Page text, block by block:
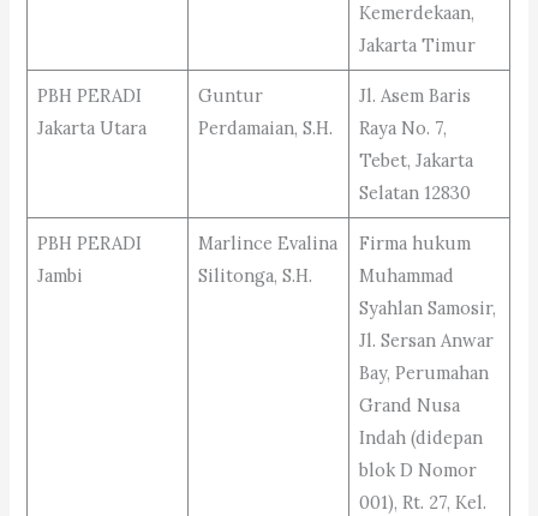
Kemerdekaan,
Jakarta Timur
PBH PERADI
Jakarta Utara
Guntur
Perdamaian, S.H.
Jl. Asem Baris
Raya No. 7,
Tebet, Jakarta
Selatan 12830
PBH PERADI
Jambi
Marlince Evalina
Silitonga, S.H.
Firma hukum
Muhammad
Syahlan Samosir,
Jl. Sersan Anwar
Bay, Perumahan
Grand Nusa
Indah (didepan
blok D Nomor
001), Rt. 27, Kel.